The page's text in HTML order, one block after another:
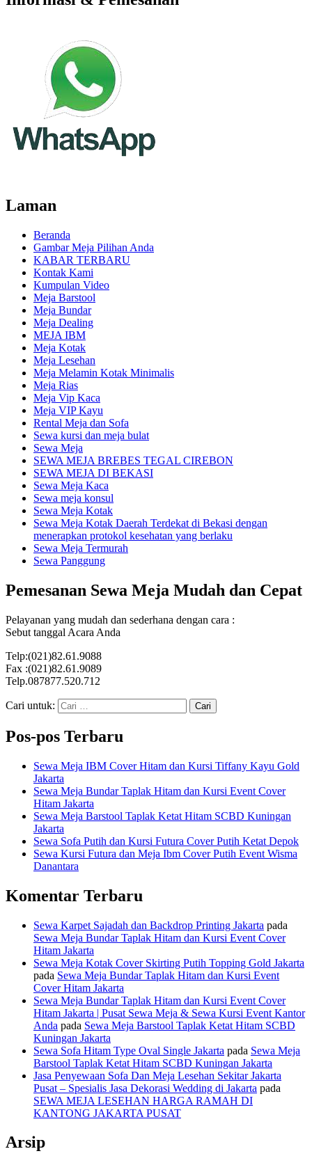
Laman
Beranda
Gambar Meja Pilihan Anda
KABAR TERBARU
Kontak Kami
Kumpulan Video
Meja Barstool
Meja Bundar
Meja Dealing
MEJA IBM
Meja Kotak
Meja Lesehan
Meja Melamin Kotak Minimalis
Meja Rias
Meja Vip Kaca
Meja VIP Kayu
Rental Meja dan Sofa
Sewa kursi dan meja bulat
Sewa Meja
SEWA MEJA BREBES TEGAL CIREBON
SEWA MEJA DI BEKASI
Sewa Meja Kaca
Sewa meja konsul
Sewa Meja Kotak
Sewa Meja Kotak Daerah Terdekat di Bekasi dengan
menerapkan protokol kesehatan yang berlaku
Sewa Meja Termurah
Sewa Panggung
Pemesanan Sewa Meja Mudah dan Cepat
Pelayanan yang mudah dan sederhana dengan cara :
Sebut tanggal Acara Anda
Telp:(021)82.61.9088
Fax :(021)82.61.9089
Telp.087877.520.712
Cari untuk:
Pos-pos Terbaru
Sewa Meja IBM Cover Hitam dan Kursi Tiffany Kayu Gold
Jakarta
Sewa Meja Bundar Taplak Hitam dan Kursi Event Cover
Hitam Jakarta
Sewa Meja Barstool Taplak Ketat Hitam SCBD Kuningan
Jakarta
Sewa Sofa Putih dan Kursi Futura Cover Putih Ketat Depok
Sewa Kursi Futura dan Meja Ibm Cover Putih Event Wisma
Danantara
Komentar Terbaru
Sewa Karpet Sajadah dan Backdrop Printing Jakarta pada
Sewa Meja Bundar Taplak Hitam dan Kursi Event Cover
Hitam Jakarta
Sewa Meja Kotak Cover Skirting Putih Topping Gold Jakarta
pada Sewa Meja Bundar Taplak Hitam dan Kursi Event
Cover Hitam Jakarta
Sewa Meja Bundar Taplak Hitam dan Kursi Event Cover
Hitam Jakarta | Pusat Sewa Meja & Sewa Kursi Event Kantor
Anda pada Sewa Meja Barstool Taplak Ketat Hitam SCBD
Kuningan Jakarta
Sewa Sofa Hitam Type Oval Single Jakarta pada Sewa Meja
Barstool Taplak Ketat Hitam SCBD Kuningan Jakarta
Jasa Penyewaan Sofa Dan Meja Lesehan Sekitar Jakarta
Pusat – Spesialis Jasa Dekorasi Wedding di Jakarta pada
SEWA MEJA LESEHAN HARGA RAMAH DI
KANTONG JAKARTA PUSAT
Arsip